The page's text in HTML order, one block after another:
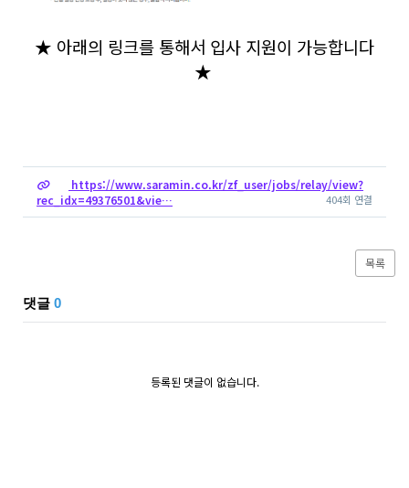
★ 아래의 링크를 통해서 입사 지원이 가능합니다
★
https://www.saramin.co.kr/zf_user/jobs/relay/view?
rec_idx=49376501&vie…
404회 연결
목록
댓글 0
등록된 댓글이 없습니다.